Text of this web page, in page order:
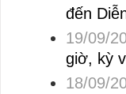
đến
19/09/
giờ, kỳ
18/09/